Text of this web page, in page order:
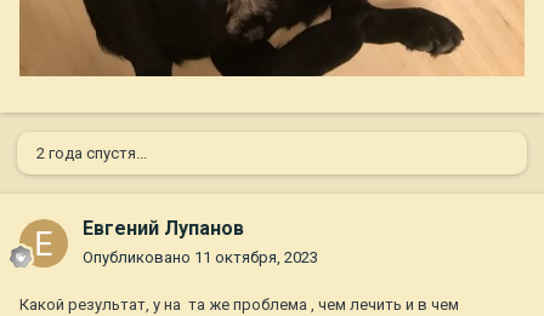
2 года спустя...
Евгений Лупанов
Опубликовано 11 октября, 2023
Какой результат, у на та же проблема , чем лечить и в чем